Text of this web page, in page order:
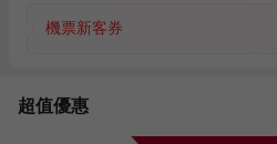
機票新客券
超值優惠